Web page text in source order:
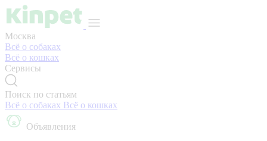
Москва
Всё о собаках
Всё о кошках
Сервисы
Поиск по статьям
Всё о собаках Всё о кошках
Объявления